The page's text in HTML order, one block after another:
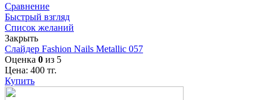
Сравнение
Быстрый взгляд
Список желаний
Закрыть
Слайдер Fashion Nails Metallic 057
Оценка 0 из 5
Цена: 400 тг.
Купить